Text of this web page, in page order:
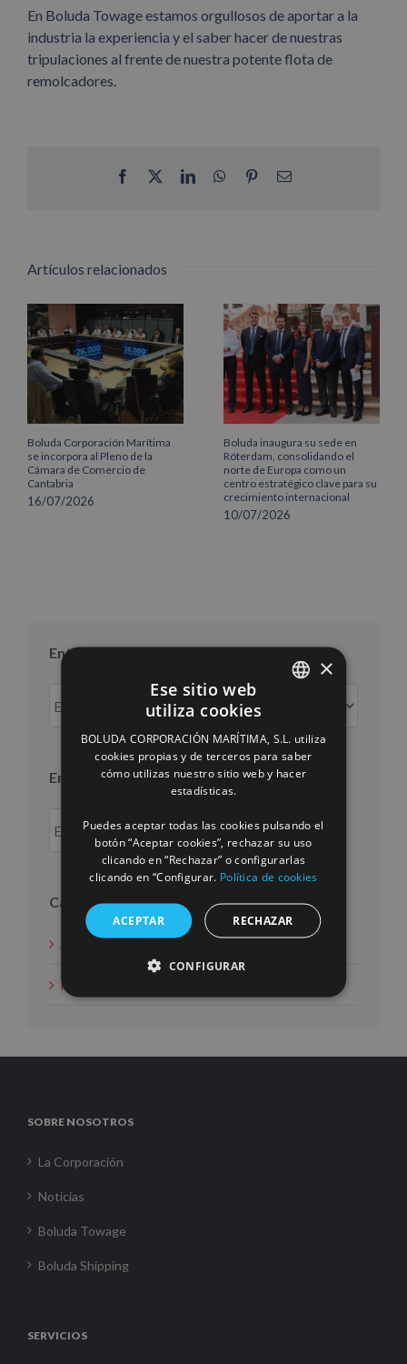
En Boluda Towage estamos orgullosos de aportar a la
industria la experiencia y el saber hacer de nuestras
tripulaciones al frente de nuestra potente flota de
remolcadores.
Facebook LinkedInWhatsApp
PinterestCorreo
Artículos relacionados
Boluda Corporación Marítima
se incorpora al Pleno de la
Cámara de Comercio de
Cantabria
16/07/2026
Boluda inaugura su sede en
Róterdam, consolidando el
norte de Europa como un
centro estratégico clave para su
crecimiento internacional
10/07/2026
Entradas por mes
por
Entradas por año
Categorías
Acción social
Noticias
SOBRE NOSOTROS
La Corporación
Noticias
Boluda Towage
Boluda Shipping
SERVICIOS
ENGLISH
FRENCH
×
Ese sitio web
utiliza cookies
BOLUDA CORPORACIÓN MARÍTIMA, S.L. utiliza
cookies propias y de terceros para saber
cómo utilizas nuestro sitio web y hacer
estadísticas.
Puedes aceptar todas las cookies pulsando el
botón “Aceptar cookies”, rechazar su uso
clicando en “Rechazar” o configurarlas
clicando en “Configurar. Política de cookies
ACEPTAR RECHAZAR
CONFIGURAR